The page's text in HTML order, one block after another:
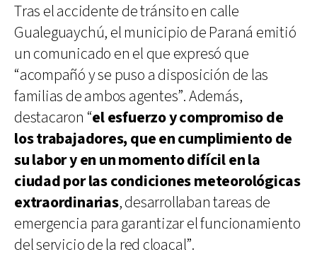
Tras el accidente de tránsito en calle
Gualeguaychú, el municipio de Paraná emitió
un comunicado en el que expresó que
“acompañó y se puso a disposición de las
familias de ambos agentes”. Además,
destacaron “el esfuerzo y compromiso de
los trabajadores, que en cumplimiento de
su labor y en un momento difícil en la
ciudad por las condiciones meteorológicas
extraordinarias, desarrollaban tareas de
emergencia para garantizar el funcionamiento
del servicio de la red cloacal”.